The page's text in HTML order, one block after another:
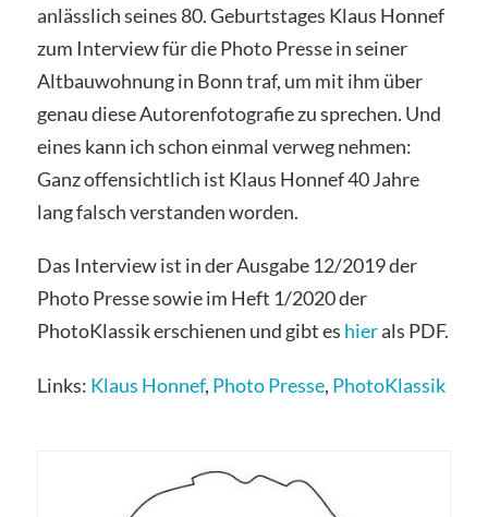
anlässlich seines 80. Geburtstages Klaus Honnef
zum Interview für die Photo Presse in seiner
Altbauwohnung in Bonn traf, um mit ihm über
genau diese Autorenfotografie zu sprechen. Und
eines kann ich schon einmal verweg nehmen:
Ganz offensichtlich ist Klaus Honnef 40 Jahre
lang falsch verstanden worden.
Das Interview ist in der Ausgabe 12/2019 der
Photo Presse sowie im Heft 1/2020 der
PhotoKlassik erschienen und gibt es hierals PDF.
Links: Klaus Honnef, Photo Presse, PhotoKlassik